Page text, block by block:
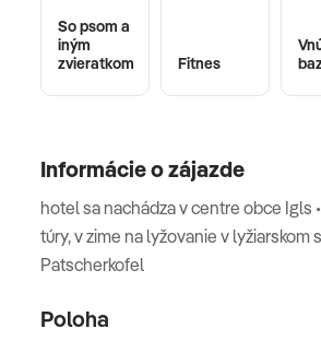
So psom a
iným
zvieratkom
Fitnes
Informácie o zájazde
hotel sa nachádza v centre obce Igls
túry, v zime na lyžovanie v lyžiarskom
Patscherkofel
Poloha